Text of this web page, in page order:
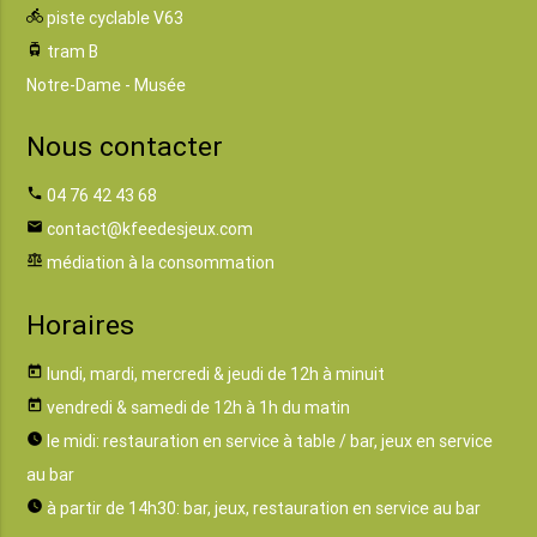
directions_bike piste cyclable V63
tram tram B
Notre-Dame - Musée
Nous contacter
phone 04 76 42 43 68
email contact@kfeedesjeux.com
balance médiation à la consommation
Horaires
today lundi, mardi, mercredi & jeudi de 12h à minuit
today vendredi & samedi de 12h à 1h du matin
watch_later le midi: restauration en service à table / bar, jeux en service
au bar
watch_later à partir de 14h30: bar, jeux, restauration en service au bar